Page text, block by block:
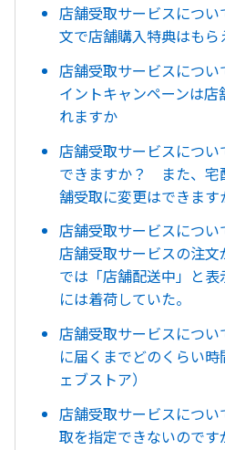
店舗受取サービスにつ
文で店舗購入特典はもら
店舗受取サービスにつ
イントキャンペーンは
れますか
店舗受取サービスにつ
できますか？ また、宅
舗受取に変更はできます
店舗受取サービスにつ
店舗受取サービスの注
では「店舗配送中」と
には着荷していた。
店舗受取サービスにつ
に届くまでどのくらい
ェブストア）
店舗受取サービスにつ
取を指定できないのです